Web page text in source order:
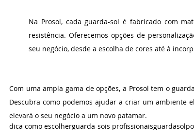
Na Prosol, cada guarda-sol é fabricado com
resistência. Oferecemos opções de
seu negócio, desde a escolha de cores até à
Com uma ampla gama de opções, a Prosol tem o
Descubra como podemos ajudar a criar um ambiente
elevará o seu negócio a um novo patamar.
dica como escolherguarda-sois profissionaisguardasol